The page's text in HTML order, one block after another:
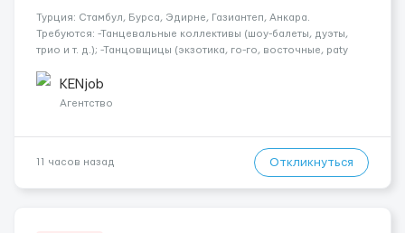
Турция: Стамбул, Бурса, Эдирне, Газиантеп, Анкара.
Требуются: -Танцевальные коллективы (шоу-балеты, дуэты,
трио и т. д.); -Танцовщицы (экзотика, го-го, восточные, paty
языках); -Гимнастки; -Работницы хостесc в кл...
KENjob
Агентство
11 часов назад Откликнуться